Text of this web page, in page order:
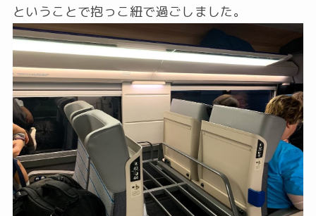
ということで抱っこ紐で過ごしました。